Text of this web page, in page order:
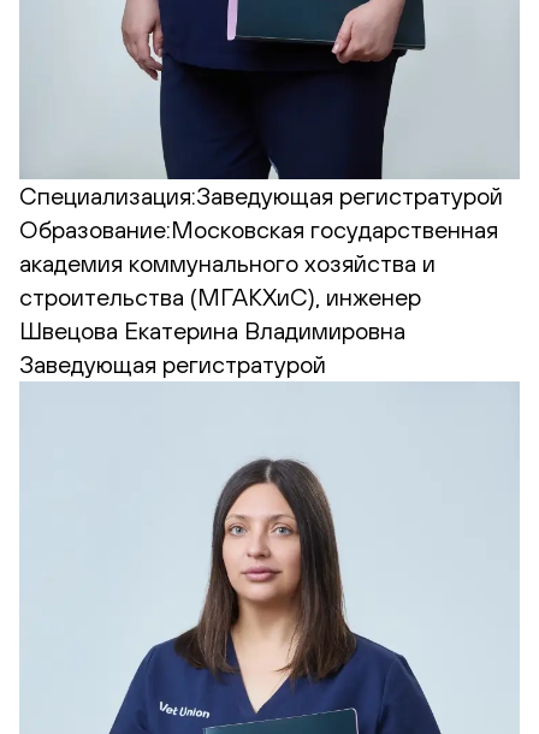
Специализация:Заведующая регистратурой
Образование:Московская государственная
академия коммунального хозяйства и
строительства (МГАКХиС), инженер
Швецова Екатерина Владимировна
Заведующая регистратурой